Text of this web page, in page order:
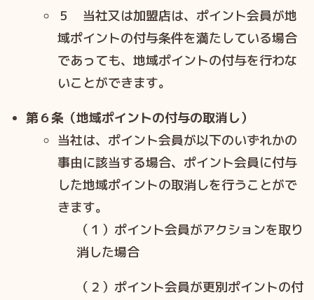
５ 当社⼜は加盟店は、ポイント会員が地
域ポイントの付与条件を満たしている場合
であっても、地域ポイントの付与を⾏わな
いことができます。
第６条（地域ポイントの付与の取消し）
当社は、ポイント会員が以下のいずれかの
事由に該当する場合、ポイント会員に付与
した地域ポイントの取消しを⾏うことがで
きます。
（１）ポイント会員がアクションを取り
消した場合
（２）ポイント会員が更別ポイントの付